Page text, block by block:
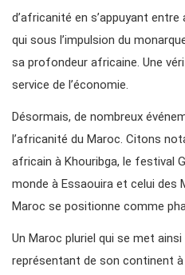
d’africanité en s’appuyant
qui sous l’impulsion du
sa profondeur africaine. Une
service de l’économie.
Désormais, de nombreux
l’africanité du Maroc. Citons
africain à Khouribga, le festival
monde à Essaouira et celui des
Maroc se positionne comme
Un Maroc pluriel qui se met
représentant de son continent